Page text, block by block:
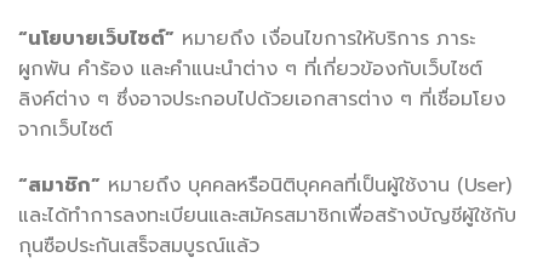
“นโยบายเว็บไซต์” หมายถึง เงื่อนไขการให้บริการ ภาระ
ผูกพัน คำร้อง และคำแนะนำต่าง ๆ ที่เกี่ยวข้องกับเว็บไซต์
ลิงค์ต่าง ๆ ซึ่งอาจประกอบไปด้วยเอกสารต่าง ๆ ที่เชื่อมโยง
จากเว็บไซต์
“สมาชิก” หมายถึง บุคคลหรือนิติบุคคลที่เป็นผู้ใช้งาน (User)
และได้ทำการลงทะเบียนและสมัครสมาชิกเพื่อสร้างบัญชีผู้ใช้กับ
กุนซือประกันเสร็จสมบูรณ์แล้ว